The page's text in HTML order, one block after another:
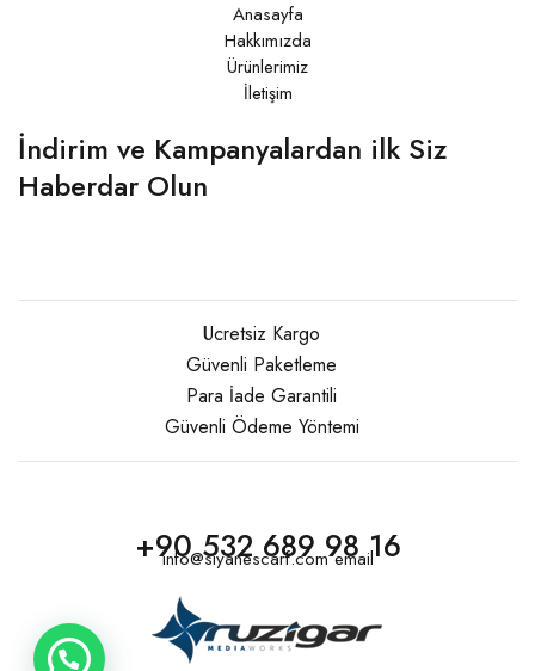
Anasayfa
Hakkımızda
Ürünlerimiz
İletişim
İndirim ve Kampanyalardan ilk Siz
Haberdar Olun
Ücretsiz Kargo
Güvenli Paketleme
Para İade Garantili
Güvenli Ödeme Yöntemi
+90 532 689 98 16
info@siyanescarf.com email